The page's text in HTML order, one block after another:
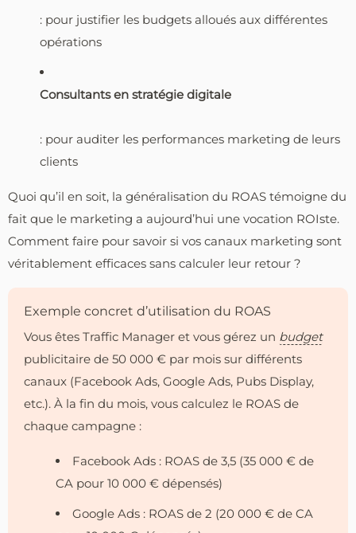
: pour justifier les budgets alloués aux différentes
opérations
Consultants en stratégie digitale
: pour auditer les performances marketing de leurs
clients
Quoi qu’il en soit, la généralisation du ROAS témoigne du
fait que le marketing a aujourd’hui une vocation ROIste.
Comment faire pour savoir si vos canaux marketing sont
véritablement efficaces sans calculer leur retour ?
Exemple concret d’utilisation du ROAS
Vous êtes Traffic Manager et vous gérez un budget
publicitaire de 50 000 € par mois sur différents
canaux (Facebook Ads, Google Ads, Pubs Display,
etc.). À la fin du mois, vous calculez le ROAS de
chaque campagne :
Facebook Ads : ROAS de 3,5 (35 000 € de
CA pour 10 000 € dépensés)
Google Ads : ROAS de 2 (20 000 € de CA